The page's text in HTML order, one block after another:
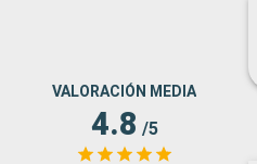
VALORACIÓN MEDIA
4.8 /5